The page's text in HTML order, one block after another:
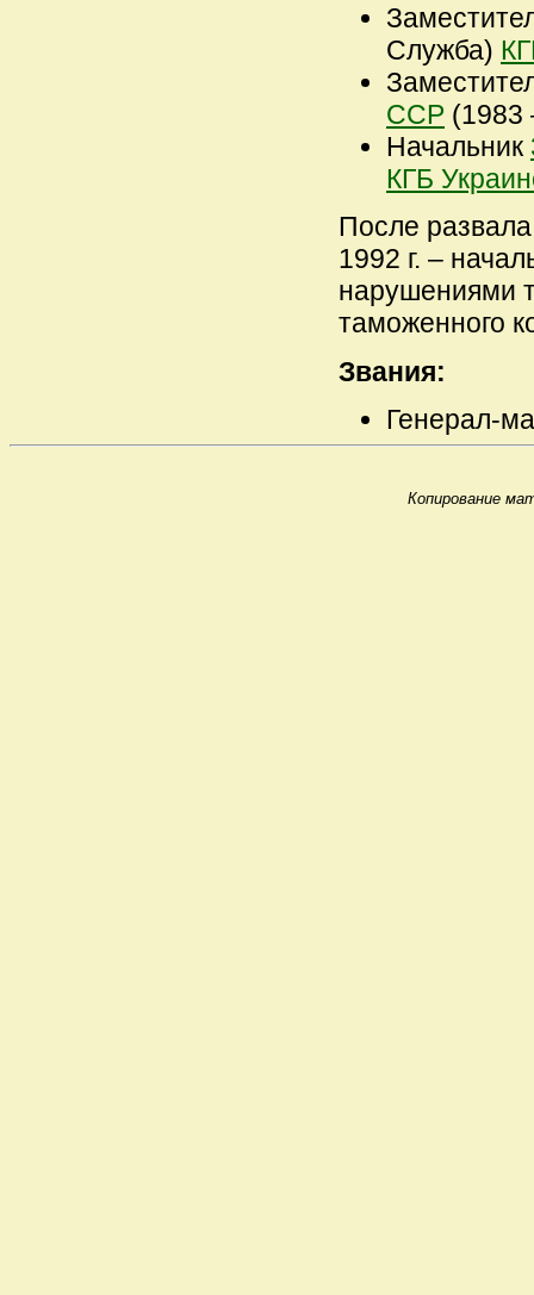
Служба)
ССР (1983
Начальник
КГБ
После
1992 г. –
нарушениями
таможенного
Звания:
Генерал-
Копирование